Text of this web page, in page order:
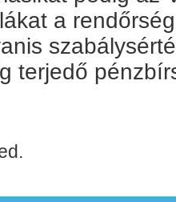
a
terjedő